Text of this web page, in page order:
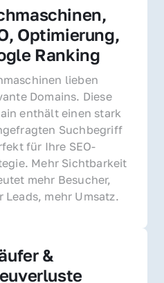
Optimierung,
Ranking
lieben
Domains. Diese
enthält einen stark
Suchbegriff
für Ihre SEO-
Mehr Sichtbarkeit
mehr Besucher,
Leads, mehr Umsatz.
&